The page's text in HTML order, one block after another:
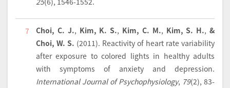
7 Choi, C. J., Kim, K. S., Kim, C. M., Kim, S. H.,&
Choi, W. S. (2011). Reactivity of heart rate variability
after exposure to colored lights in healthy adults
with symptoms of anxiety and depression.
International Journal of Psychophysiology, 79(2), 83-